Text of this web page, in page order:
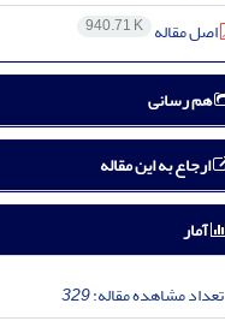
اصل مقاله 940.71 K
هم رسانی
ارجاع به این مقاله
آمار
تعداد مشاهده مقاله:329